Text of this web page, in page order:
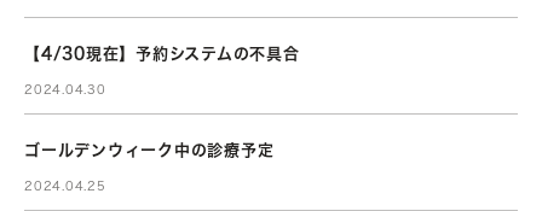
【4/30現在】予約システムの不具合
2024.04.30
ゴールデンウィーク中の診療予定
2024.04.25